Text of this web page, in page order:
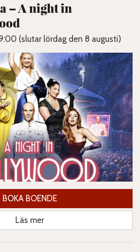
– A night in
(slutar lördag den 8 augusti)
BOKA BOENDE
Läs mer